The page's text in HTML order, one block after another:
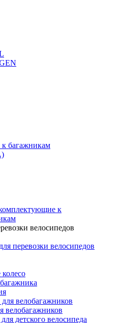
к багажникам
к
велосипедов
перевозки велосипедов
велобагажников
велобагажников
детского велосипеда